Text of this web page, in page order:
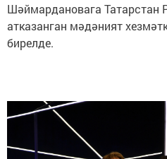
Шәймардановага Татарстан
атказанган мәдәният
бирелде.